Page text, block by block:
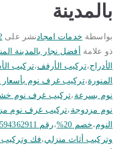
بالمدينة
بواسطة خدمات امجادنشر على 12
ذو علامة
أفضل نجار بالمدينة
الأدراج،تركيب الأرفف،تركيب
المنورة،تركيب غرف نوم بأسعار
نوم بسرعة ،تركيب غرف نوم
نوم مزدوجة ،تركيب غرف نوم
النوم،خصم 20% ،رقم 0594362911
وتركيب أثاث منزلي،فك وتركيب